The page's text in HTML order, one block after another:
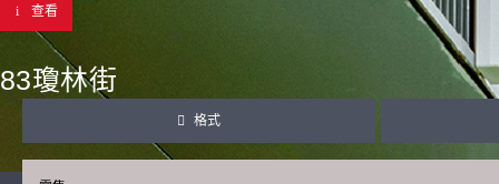
查看
83瓊林街
格式